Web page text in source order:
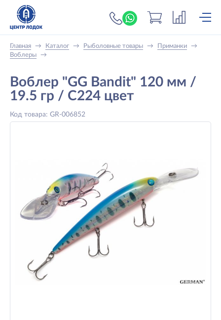
+7 (919) 698-56-
Главная → Каталог → Рыболовные товары → Приманки
→
Воблеры
→
Воблер "GG Bandit" 120 мм /
19.5 гр / C224 цвет
Код товара: GR-006852